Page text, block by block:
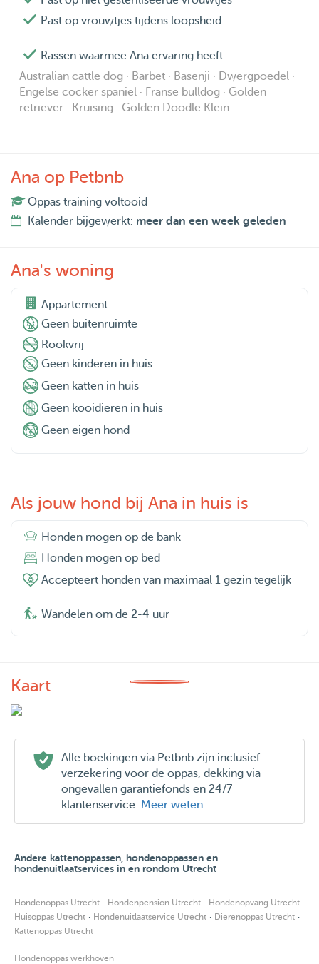
Past op vrouwtjes tijdens loopsheid
Rassen waarmee Ana ervaring heeft:
Australian cattle dog · Barbet · Basenji · Dwergpoedel ·
Engelse cocker spaniel · Franse bulldog · Golden
retriever · Kruising · Golden Doodle Klein
Ana op Petbnb
Oppas training voltooid
Kalender bijgewerkt: meer dan een week geleden
Ana's woning
Appartement
Geen buitenruimte
Rookvrij
Geen kinderen in huis
Geen katten in huis
Geen kooidieren in huis
Geen eigen hond
Als jouw hond bij Ana in huis is
Honden mogen op de bank
Honden mogen op bed
Accepteert honden van maximaal 1 gezin tegelijk
Wandelen om de 2-4 uur
Kaart
Alle boekingen via Petbnb zijn inclusief
verzekering voor de oppas, dekking via
ongevallen garantiefonds en 24/7
klantenservice. Meer weten
Andere kattenoppassen, hondenoppassen en
hondenuitlaatservices in en rondom Utrecht
Hondenoppas Utrecht · Hondenpension Utrecht · Hondenopvang Utrecht ·
Huisoppas Utrecht · Hondenuitlaatservice Utrecht · Dierenoppas Utrecht ·
Kattenoppas Utrecht
Hondenoppas werkhoven